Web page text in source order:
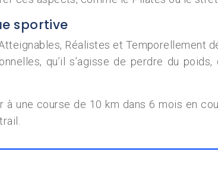
sportive
Réalistes et Temporellement
qu’il s’agisse de perdre du
une course de 10 km dans 6 mois en